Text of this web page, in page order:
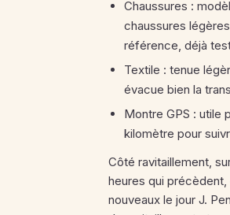
Chaussures :
chaussures
référence, déjà
Textile : tenue
évacue bien la
Montre GPS : utile
kilomètre pour
Côté ravitaillement,
heures qui précèdent,
nouveaux le jour J.